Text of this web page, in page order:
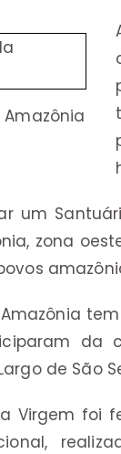
um
zona
da
de São
Virgem foi